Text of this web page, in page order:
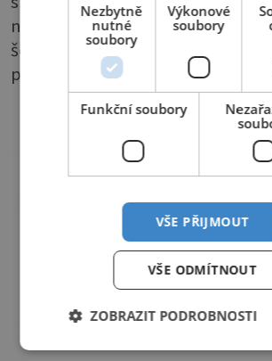
na barvách povlečení.
šedou a tmavě hnědou, protože
působí na lidskou psychiku.
Nezbytně
nutné
soubory
Výkonové
soubory
Funkční soubory
VŠE PŘIJMOUT
VŠE ODMÍTNOUT
ZOBRAZIT PODROBNOSTI